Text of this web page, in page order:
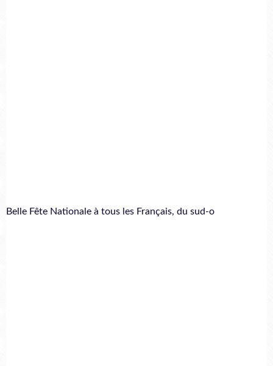
Belle Fête Nationale à tous les Français, du sud-o